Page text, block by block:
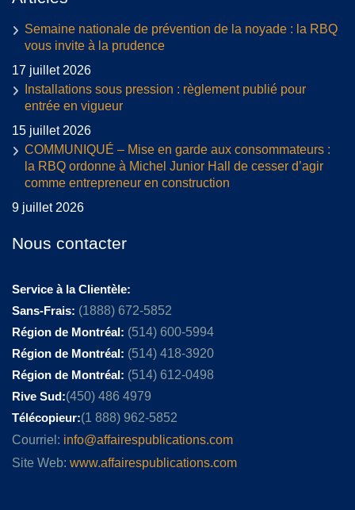
Semaine nationale de prévention de la noyade : la RBQ
vous invite à la prudence
17 juillet 2026
Installations sous pression : règlement publié pour
entrée en vigueur
15 juillet 2026
COMMUNIQUÉ – Mise en garde aux consommateurs :
la RBQ ordonne à Michel Junior Hall de cesser d’agir
comme entrepreneur en construction
9 juillet 2026
Nous contacter
Service à la Clientèle:
Sans-Frais: (1888) 672-5852
Région de Montréal: (514) 600-5994
Région de Montréal: (514) 418-3920
Région de Montréal: (514) 612-0498
Rive Sud:(450) 486 4979
Télécopieur:(1 888) 962-5852
Courriel: info@affairespublications.com
Site Web: www.affairespublications.com